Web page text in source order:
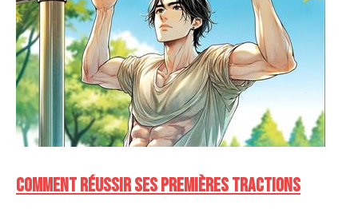
Comment réussir ses premières tractions